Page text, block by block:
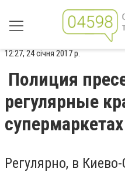
12:27, 24 січня 2017 р.
Полиция
регулярные
Регулярно, в